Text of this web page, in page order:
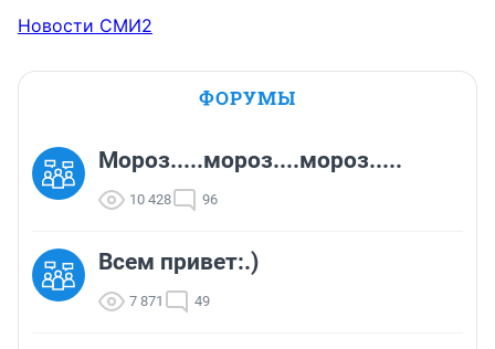
Новости СМИ2
ФОРУМЫ
Мороз.....мороз....мороз.....
10 428 96
Всем привет:.)
7 871 49